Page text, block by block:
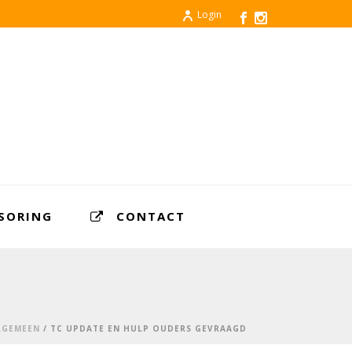
Login
CONTACT
/ TC UPDATE EN HULP OUDERS GEVRAAGD